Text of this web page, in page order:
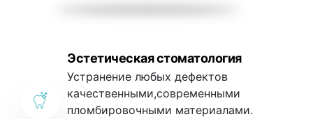
Эстетическая стоматология
Устранение любых дефектов
качественными,современными
пломбировочными материалами.